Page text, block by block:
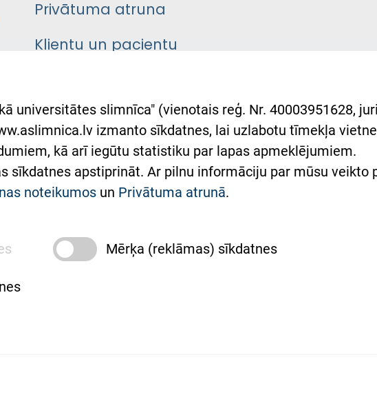
Privātuma atruna
Klientu un pacientu
Austrumu slimnīcas
atbalsts Ukrainai
Підтримка Східної лікарні
та співпраця з Україною
universitātes slimnīca" (vienotais reģ. Nr. 40003951628,
izmanto sīkdatnes, lai uzlabotu tīmekļa
kā arī iegūtu statistiku par lapas apmeklējumiem.
sīkdatnes apstiprināt. Ar pilnu informāciju par mūsu veikto
noteikumos un Privātuma atrunā.
Mērķa (reklāmas) sīkdatnes